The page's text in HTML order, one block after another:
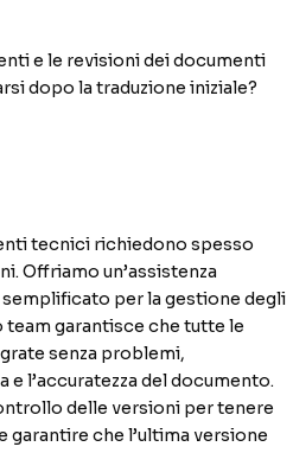
e le revisioni dei documenti
dopo la traduzione iniziale?
tecnici richiedono spesso
Offriamo un’assistenza
per la gestione degli
garantisce che tutte le
senza problemi,
e l’accuratezza del documento.
delle versioni per tenere
garantire che l’ultima versione